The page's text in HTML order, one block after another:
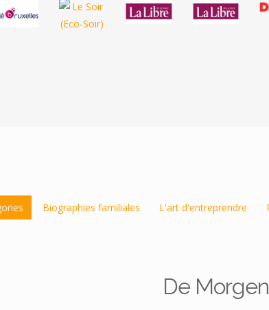
Biographies familiales L'art d'entreprendre
De Morgen